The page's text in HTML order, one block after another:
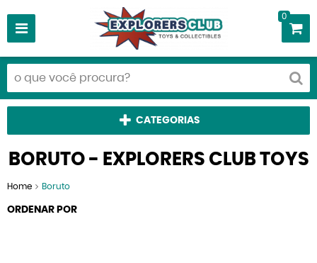
0
CATEGORIAS
BORUTO - EXPLORERS CLUB TOYS
Home Boruto
ORDENAR POR